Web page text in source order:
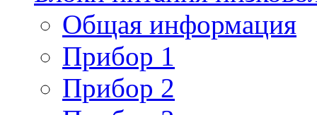
Общая информация
Прибор 1
Прибор 2